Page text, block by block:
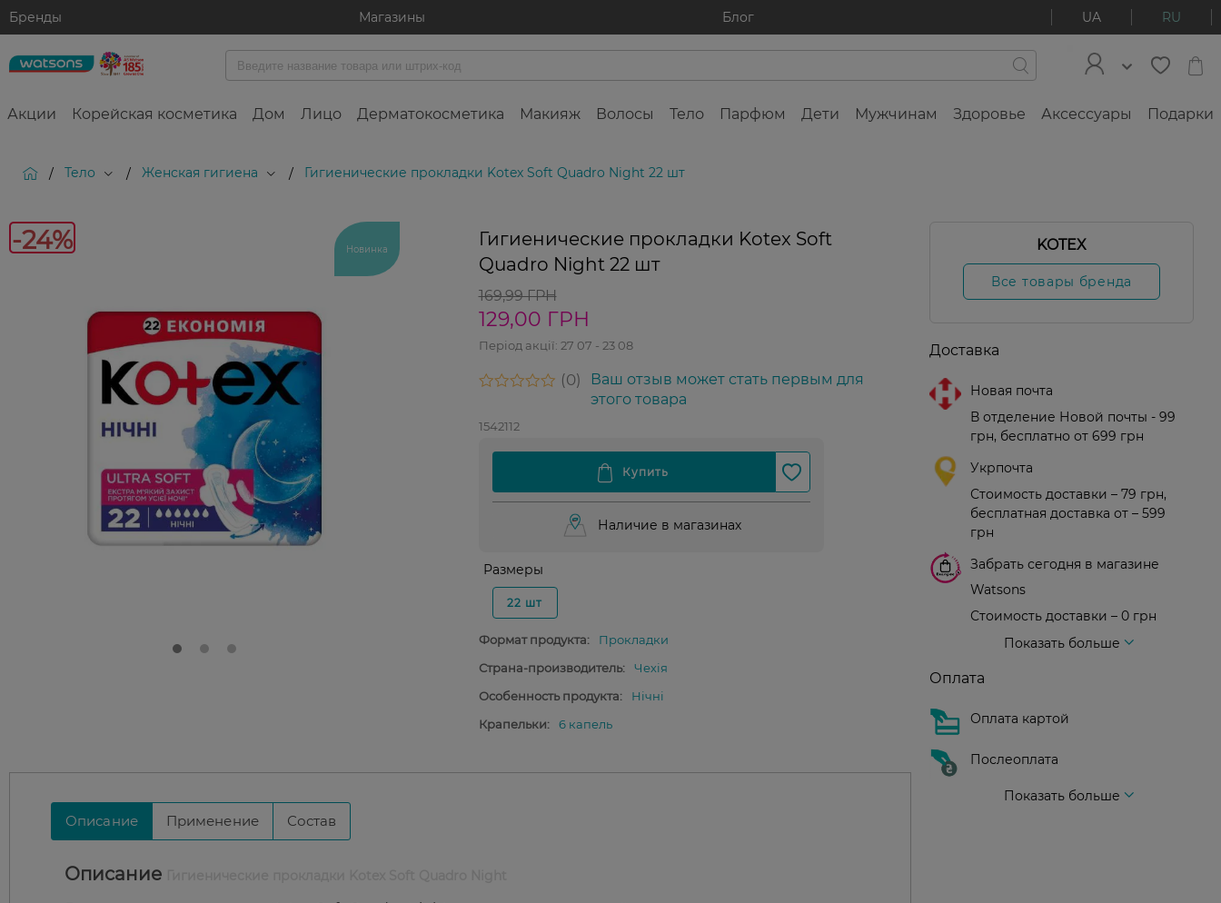
Бренды Магазины Блог UA RU
Акции Корейская косметика Дом Лицо Дерматокосметика Макияж Волосы Тело Парфюм Дети Мужчинам Здоровье Аксессуары Подарки
/ Тело / Женская гигиена / Гигиенические прокладки Kotex Soft Quadro Night 22 шт
-24% Новинка
-24%
Новинка
Гигиенические прокладки Kotex Soft
Quadro Night 22 шт
169,99 ГРН
129,00 ГРН
Період акції: 27 07 - 23 08
0
Ваш отзыв может стать первым для
этого товара
1542112
Наличие в магазинах
Размеры
22 шт
Формат продукта:
Прокладки
Страна-производитель:
Чехія
Особенность продукта:
Нічні
Крапельки:
6 капель
Описание Применение Состав
Описание
KOTEX
Все товары бренда
Доставка
Новая почта
В отделение Новой почты - 99
грн, бесплатно от 699 грн
Укрпочта
Стоимость доставки – 79 грн,
бесплатная доставка от – 599
грн
Забрать сегодня в магазине
Watsons
Стоимость доставки – 0 грн
Показать больше
Оплата
Оплата картой
Послеоплата
Показать больше